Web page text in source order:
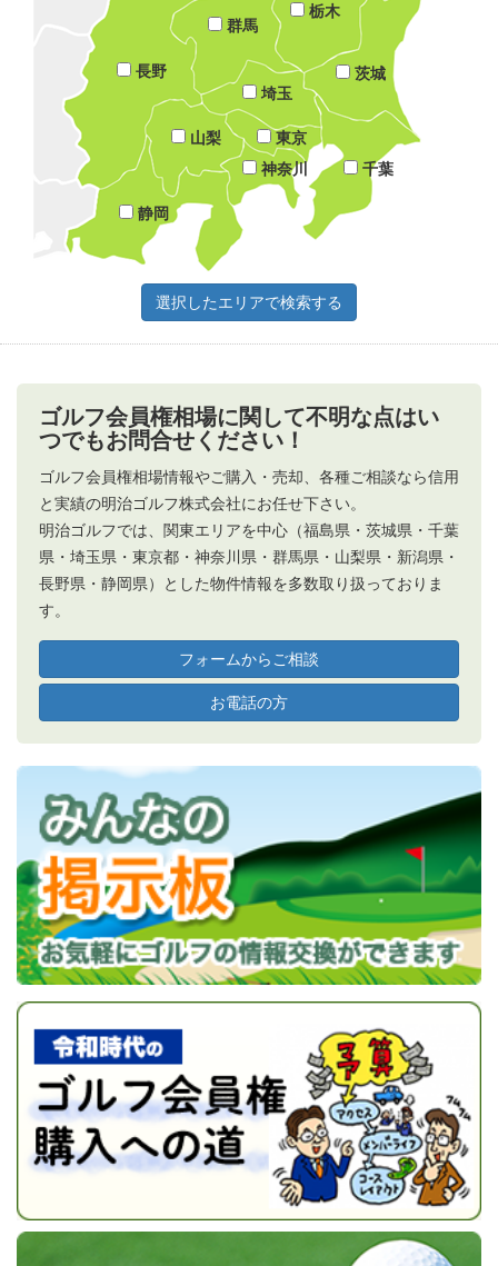
東京
神奈川
静岡
埼玉
千葉
茨城
栃木
群馬
山梨
長野
ゴルフ会員権相場に関して不明な点はい
つでもお問合せください！
ゴルフ会員権相場情報やご購入・売却、各種ご相談なら信用
と実績の明治ゴルフ株式会社にお任せ下さい。
明治ゴルフでは、関東エリアを中心（福島県・茨城県・千葉
県・埼玉県・東京都・神奈川県・群馬県・山梨県・新潟県・
長野県・静岡県）とした物件情報を多数取り扱っておりま
す。
フォームからご相談
お電話の方